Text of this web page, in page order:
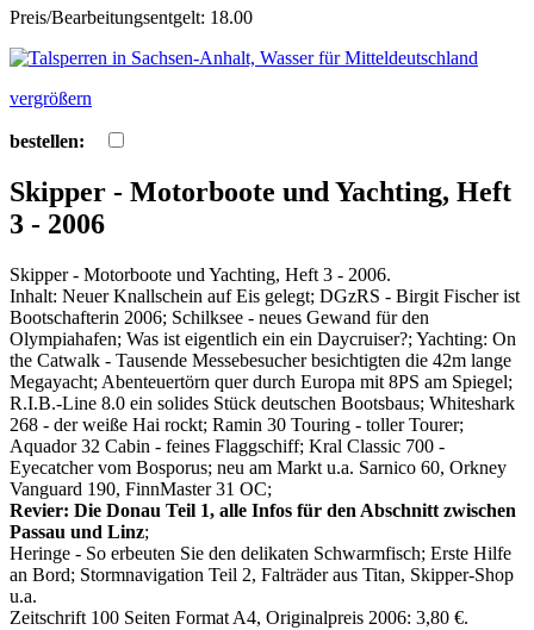
Preis/Bearbeitungsentgelt: 18.00
vergrößern
bestellen:
Skipper - Motorboote und Yachting, Heft
3 - 2006
Skipper - Motorboote und Yachting, Heft 3 - 2006.
Inhalt: Neuer Knallschein auf Eis gelegt; DGzRS - Birgit Fischer ist
Bootschafterin 2006; Schilksee - neues Gewand für den
Olympiahafen; Was ist eigentlich ein ein Daycruiser?; Yachting: On
the Catwalk - Tausende Messebesucher besichtigten die 42m lange
Megayacht; Abenteuertörn quer durch Europa mit 8PS am Spiegel;
R.I.B.-Line 8.0 ein solides Stück deutschen Bootsbaus; Whiteshark
268 - der weiße Hai rockt; Ramin 30 Touring - toller Tourer;
Aquador 32 Cabin - feines Flaggschiff; Kral Classic 700 -
Eyecatcher vom Bosporus; neu am Markt u.a. Sarnico 60, Orkney
Vanguard 190, FinnMaster 31 OC;
Revier: Die Donau Teil 1, alle Infos für den Abschnitt zwischen
Passau und Linz;
Heringe - So erbeuten Sie den delikaten Schwarmfisch; Erste Hilfe
an Bord; Stormnavigation Teil 2, Falträder aus Titan, Skipper-Shop
u.a.
Zeitschrift 100 Seiten Format A4, Originalpreis 2006: 3,80 €.